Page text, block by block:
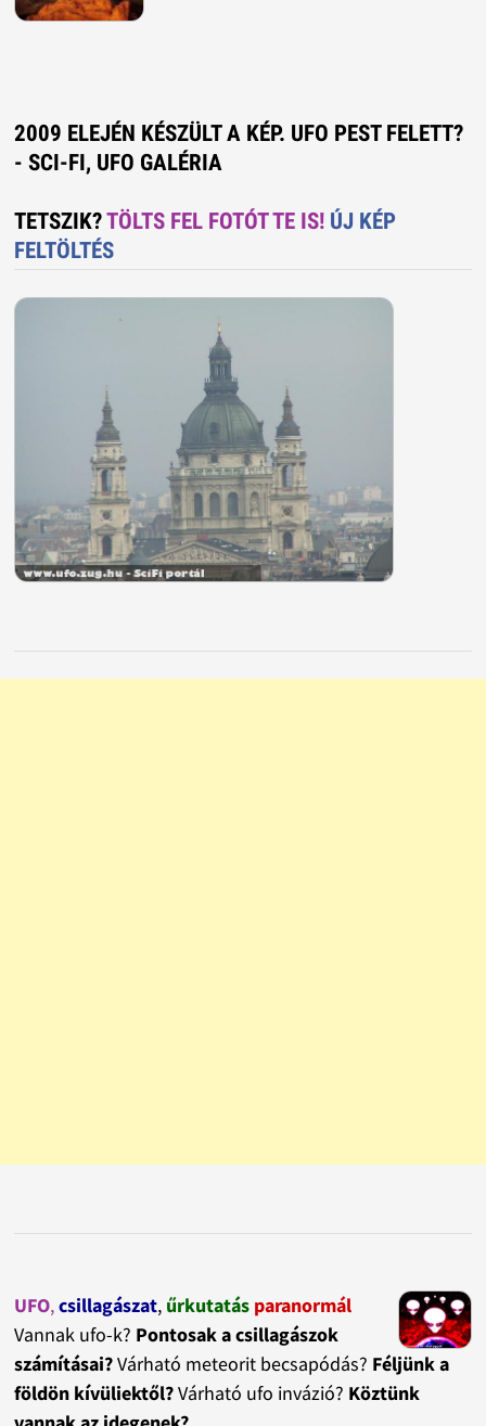
2009 ELEJÉN KÉSZÜLT A KÉP. UFO PEST FELETT?
- SCI-FI, UFO GALÉRIA
TETSZIK?TÖLTS FEL FOTÓT TE IS! ÚJ KÉP
FELTÖLTÉS
UFO,csillagászat, űrkutatás paranormál
Vannak ufo-k? Pontosak a csillagászok
számításai?Várható meteorit becsapódás? Féljünk a
földön kívüliektől?Várható ufo invázió? Köztünk